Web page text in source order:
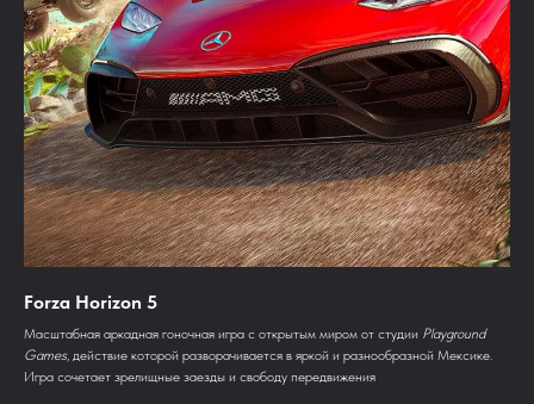
Forza Horizon 5
Масштабная аркадная гоночная игра с открытым миром от студии Playground
Games, действие которой разворачивается в яркой и разнообразной Мексике.
Игра сочетает зрелищные заезды и свободу передвижения